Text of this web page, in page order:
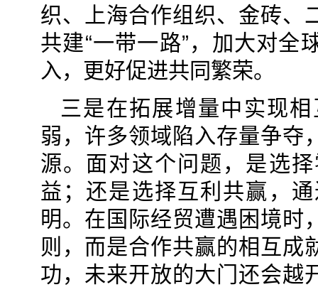
织、上海合作组织、金砖、
共建“一带一路”，加大对全
入，更好促进共同繁荣。
三是在拓展增量中实现
弱，许多领域陷入存量争夺
源。面对这个问题，是选
益；还是选择互利共赢，
明。在国际经贸遭遇困境时
则，而是合作共赢的相互成
功，未来开放的大门还会越